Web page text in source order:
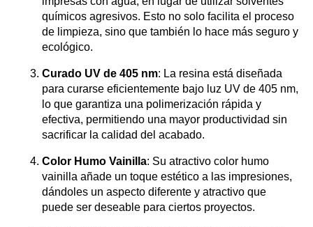
químicos agresivos. Esto no solo facilita el proceso
de limpieza, sino que también lo hace más seguro y
ecológico.
Curado UV de 405 nm: La resina está diseñada
para curarse eficientemente bajo luz UV de 405 nm,
lo que garantiza una polimerización rápida y
efectiva, permitiendo una mayor productividad sin
sacrificar la calidad del acabado.
Color Humo Vainilla: Su atractivo color humo
vainilla añade un toque estético a las impresiones,
dándoles un aspecto diferente y atractivo que
puede ser deseable para ciertos proyectos.